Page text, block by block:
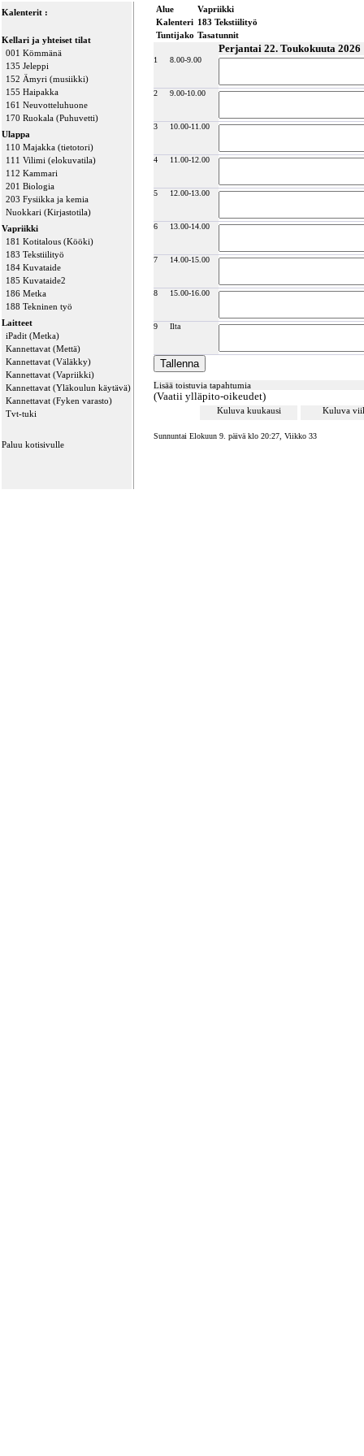
Kalenterit :
Kellari ja yhteiset tilat
001 Kömmänä
135 Jeleppi
152 Ämyri (musiikki)
155 Haipakka
161 Neuvotteluhuone
170 Ruokala (Puhuvetti)
Ulappa
110 Majakka (tietotori)
111 Vilimi (elokuvatila)
112 Kammari
201 Biologia
203 Fysiikka ja kemia
Nuokkari (Kirjastotila)
Vapriikki
181 Kotitalous (Kööki)
183 Tekstiilityö
184 Kuvataide
185 Kuvataide2
186 Metka
188 Tekninen työ
Laitteet
iPadit (Metka)
Kannettavat (Mettä)
Kannettavat (Väläkky)
Kannettavat (Vapriikki)
Kannettavat (Yläkoulun käytävä)
Kannettavat (Fyken varasto)
Tvt-tuki
Paluu kotisivulle
Alue
Vapriikki
Kalenteri 183 Tekstiilityö
Tuntijako Tasatunnit
Perjantai 22. Toukokuuta 2026
1 8.00-9.00
2 9.00-10.00
3 10.00-11.00
4 11.00-12.00
5 12.00-13.00
6 13.00-14.00
7 14.00-15.00
8 15.00-16.00
9 Ilta
Lisää toistuvia tapahtumia
(Vaatii ylläpito-oikeudet)
Kuluva kuukausi Kuluva
Sunnuntai Elokuun 9. päivä klo 20:27, Viikko 33